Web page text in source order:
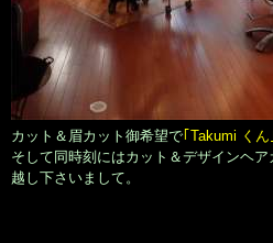
カット＆眉カット御希望で｢Takumi くん
そして同時刻にはカット＆デザインヘ
越し下さいまして。